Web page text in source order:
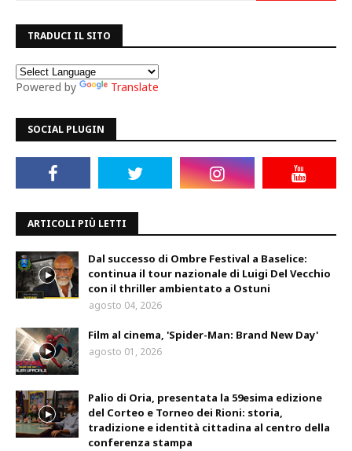
TRADUCI IL SITO
Powered by Translate
SOCIAL PLUGIN
ARTICOLI PIÙ LETTI
Dal successo di Ombre Festival a Baselice:
continua il tour nazionale di Luigi Del Vecchio
con il thriller ambientato a Ostuni
agosto 04, 2026
Film al cinema, 'Spider-Man: Brand New Day'
agosto 01, 2026
Palio di Oria, presentata la 59esima edizione
del Corteo e Torneo dei Rioni: storia,
tradizione e identità cittadina al centro della
conferenza stampa